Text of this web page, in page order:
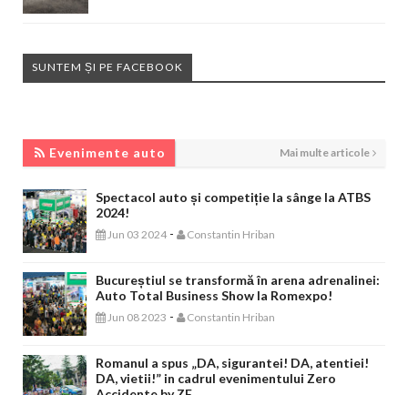
SUNTEM ȘI PE FACEBOOK
Evenimente auto Mai multe articole
Spectacol auto și competiție la sânge la ATBS
2024!
Jun 03 2024 - Constantin Hriban
Bucureștiul se transformă în arena adrenalinei:
Auto Total Business Show la Romexpo!
Jun 08 2023 - Constantin Hriban
Romanul a spus „DA, sigurantei! DA, atentiei!
DA, vietii!” in cadrul evenimentului Zero